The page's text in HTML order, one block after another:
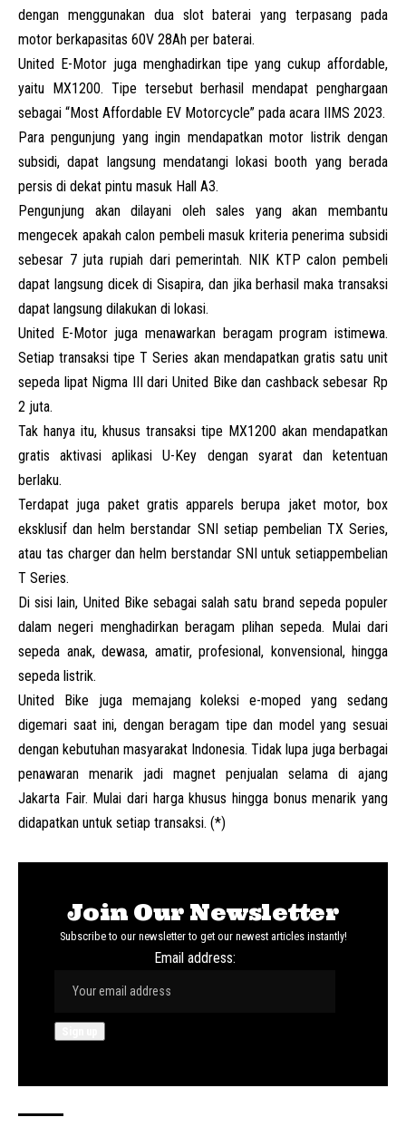
dengan menggunakan dua slot baterai yang terpasang pada
motor berkapasitas 60V 28Ah per baterai.
United E-Motor juga menghadirkan tipe yang cukup affordable,
yaitu MX1200. Tipe tersebut berhasil mendapat penghargaan
sebagai “Most Affordable EV Motorcycle” pada acara IIMS 2023.
Para pengunjung yang ingin mendapatkan motor listrik dengan
subsidi, dapat langsung mendatangi lokasi booth yang berada
persis di dekat pintu masuk Hall A3.
Pengunjung akan dilayani oleh sales yang akan membantu
mengecek apakah calon pembeli masuk kriteria penerima subsidi
sebesar 7 juta rupiah dari pemerintah. NIK KTP calon pembeli
dapat langsung dicek di Sisapira, dan jika berhasil maka transaksi
dapat langsung dilakukan di lokasi.
United E-Motor juga menawarkan beragam program istimewa.
Setiap transaksi tipe T Series akan mendapatkan gratis satu unit
sepeda lipat Nigma III dari United Bike dan cashback sebesar Rp
2 juta.
Tak hanya itu, khusus transaksi tipe MX1200 akan mendapatkan
gratis aktivasi aplikasi U-Key dengan syarat dan ketentuan
berlaku.
Terdapat juga paket gratis apparels berupa jaket motor, box
eksklusif dan helm berstandar SNI setiap pembelian TX Series,
atau tas charger dan helm berstandar SNI untuk setiappembelian
T Series.
Di sisi lain, United Bike sebagai salah satu brand sepeda populer
dalam negeri menghadirkan beragam plihan sepeda. Mulai dari
sepeda anak, dewasa, amatir, profesional, konvensional, hingga
sepeda listrik.
United Bike juga memajang koleksi e-moped yang sedang
digemari saat ini, dengan beragam tipe dan model yang sesuai
dengan kebutuhan masyarakat Indonesia. Tidak lupa juga berbagai
penawaran menarik jadi magnet penjualan selama di ajang
Jakarta Fair. Mulai dari harga khusus hingga bonus menarik yang
didapatkan untuk setiap transaksi. (*)
Join Our Newsletter
Subscribe to our newsletter to get our newest articles instantly!
Email address: